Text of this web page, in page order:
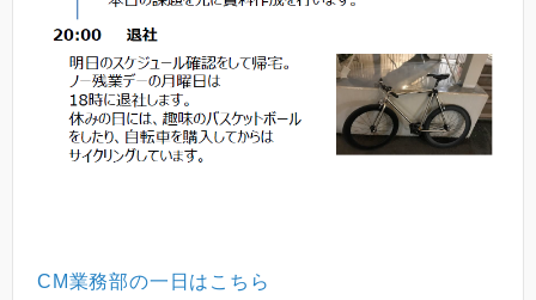
CM業務部の一日はこちら